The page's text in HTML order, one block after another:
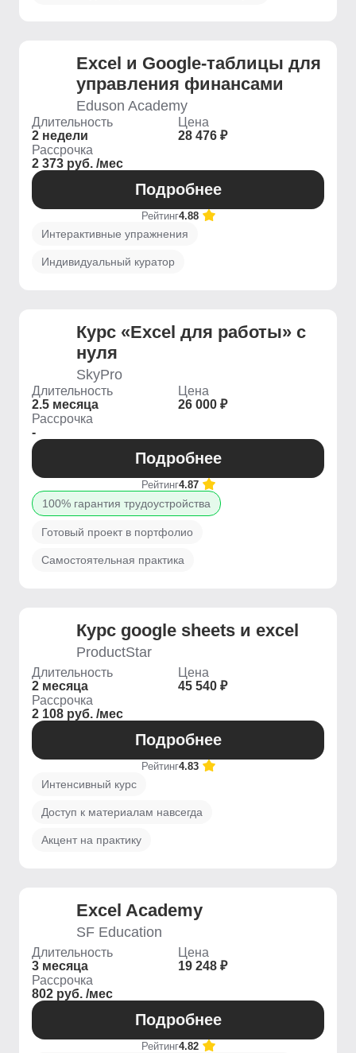
Excel и Google-таблицы для
управления финансами
Eduson Academy
Длительность
2 недели
Цена
28 476 ₽
Рассрочка
2 373 руб. /мес
Подробнее
Рейтинг4.88
Интерактивные упражнения
Индивидуальный куратор
Курс «Excel для работы» с
нуля
SkyPro
Длительность
2.5 месяца
Цена
26 000 ₽
Рассрочка
-
Подробнее
Рейтинг4.87
100% гарантия трудоустройства
Готовый проект в портфолио
Самостоятельная практика
Курс google sheets и excel
ProductStar
Длительность
2 месяца
Цена
45 540 ₽
Рассрочка
2 108 руб. /мес
Подробнее
Рейтинг4.83
Интенсивный курс
Доступ к материалам навсегда
Акцент на практику
Excel Academy
SF Education
Длительность
3 месяца
Цена
19 248 ₽
Рассрочка
802 руб. /мес
Подробнее
Рейтинг4.82